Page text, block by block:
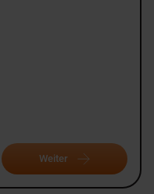
Weiter